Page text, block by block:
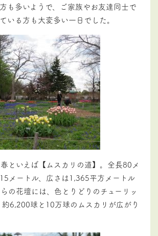
も多いようで、ご家族やお友達同士で
いる方も大変多い一日でした。
といえば【ムスカリの道】。全長80メ
メートル、広さは1,365平方メートル
の花壇には、色とりどりのチューリッ
6,200球と10万球のムスカリが広がり